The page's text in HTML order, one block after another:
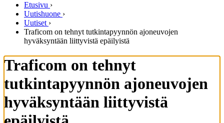
Etusivu ›
Uutishuone ›
Uutiset ›
Traficom on tehnyt tutkintapyynnön ajoneuvojen
hyväksyntään liittyvistä epäilyistä
Traficom on tehnyt
tutkintapyynnön ajoneuvojen
hyväksyntään liittyvistä